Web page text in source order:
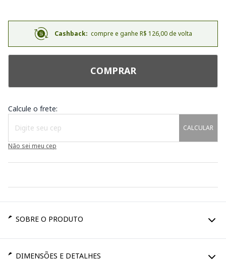
Cashback: compre e ganhe R$ 126,00 de volta
COMPRAR
Calcule o frete:
CALCULAR
Não sei meu cep
SOBRE O PRODUTO
DIMENSÕES E DETALHES